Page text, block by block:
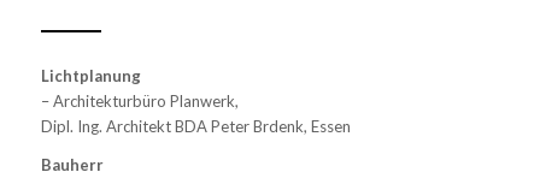
Lichtplanung
– Architekturbüro Planwerk,
Dipl. Ing. Architekt BDA Peter Brdenk, Essen
Bauherr